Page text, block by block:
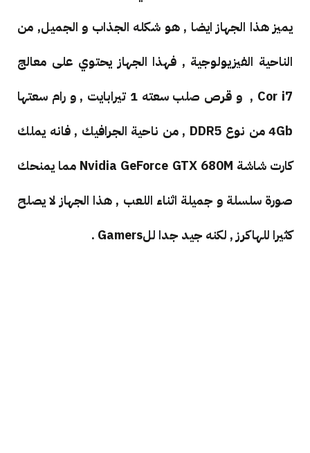
يميز هذا الجهاز ايضا , هو شكله الجذاب و الجميل, من
الناحية الفيزيولوجية , فهذا الجهاز يحتوي على معالج
Cor i7 , و قرص صلب سعته 1 تيرابايت , و رام سعتها
4Gb من نوع DDR5 , من ناحية الجرافيك , فانه يملك
كارت شاشة
Nvidia GeForce GTX 680M مما يمنحك
صورة سلسلة و جميلة اثناء اللعب , هذا الجهاز لا يصلح
كثيرا للهاكرز , لكنه جيد جدا للGamers .